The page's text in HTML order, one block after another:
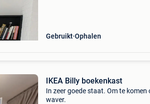
Gebruikt Ophalen
IKEA Billy boekenkast
In zeer goede staat. Om te komen
waver.